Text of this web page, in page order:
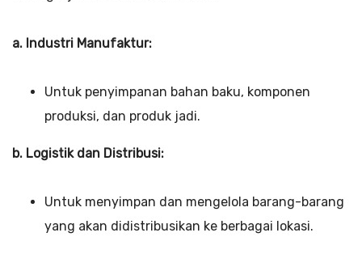
a. Industri Manufaktur:
Untuk penyimpanan bahan baku, komponen
produksi, dan produk jadi.
b. Logistik dan Distribusi:
Untuk menyimpan dan mengelola barang-barang
yang akan didistribusikan ke berbagai lokasi.